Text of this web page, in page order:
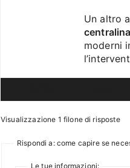
Un altro
moderni
Visualizzazione 1 filone di risposte
Rispondi a: come capire se
Le tue informazioni: